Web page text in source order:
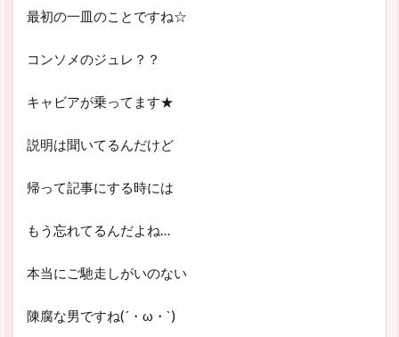
最初の一皿のことですね☆
コンソメのジュレ？？
キャビアが乗ってます★
説明は聞いてるんだけど
帰って記事にする時には
もう忘れてるんだよね…
本当にご馳走しがいのない
陳腐な男ですね(´・ω・`)